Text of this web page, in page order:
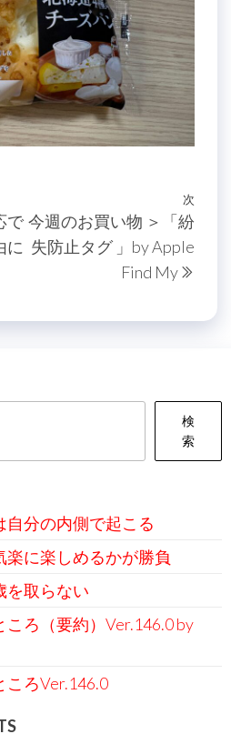
で
に
次
次
今週のお買い物 ＞「紛
失防止タグ 」by Apple
Find My
検
索
自分の内側で起こる
楽に楽しめるかが勝負
を取らない
ろ（要約）Ver.146.0 by
ろVer.146.0